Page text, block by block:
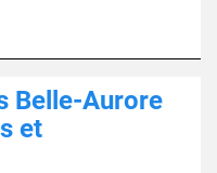
Belle-Aurore
et